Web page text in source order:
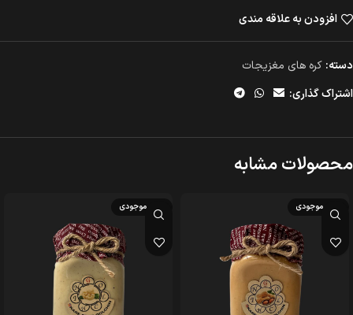
افزودن به علاقه مندی
دسته: کره های مغزیجات
اشتراک گذاری:
محصولات مشابه
اتمام موجودی اتمام موجودی